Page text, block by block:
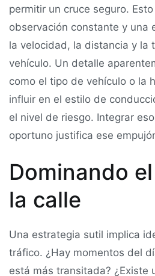
permitir un cruce seguro.
observación constante y una
la velocidad, la distancia y la
vehículo. Un detalle
como el tipo de vehículo o la
influir en el estilo de
el nivel de riesgo. Integrar
oportuno justifica ese
Dominando
la calle
Una estrategia sutil implica
tráfico. ¿Hay momentos del
está más transitada? ¿Existe